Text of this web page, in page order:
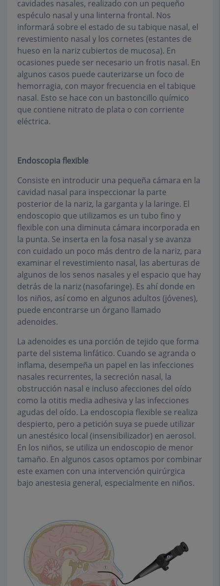
cavidades nasales, realizado con un pequeño
espéculo nasal y una linterna frontal. Nos
informará sobre el estado de su tabique nasal, el
revestimiento nasal y los cornetes (estantes de
hueso en la nariz cubiertos de mucosa). En
ocasiones puede ser necesario un frotis nasal. En
algunos casos puede cauterizarse un foco de
hemorragia, con mayor frecuencia en el tabique
nasal. Esto se hace con un bastoncillo químico
que contiene nitrato de plata o con corriente
eléctrica.
Endoscopia flexible
Consiste en introducir una pequeña cámara en la
cavidad nasal para inspeccionar la parte
posterior de la nariz, la garganta y la laringe. El
endoscopio que utilizamos es un tubo fino y
flexible con una diminuta cámara incorporada en
la punta. Se inserta en la fosa nasal y se avanza
con cuidado un poco más dentro de la nariz, para
examinar el revestimiento nasal, las aberturas de
algunos de los senos nasales y el espacio que hay
detrás de la nariz (nasofaringe). Es ahí donde en
los niños, así como en algunos adultos (jóvenes),
puede encontrarse un órgano llamado
adenoides.
La adenoides es una porción de tejido que forma
parte del sistema linfático. Cuando se agranda o
inflama, desempeña un papel en las infecciones
nasales recurrentes, la secreción nasal, la
obstrucción nasal e incluso afecciones del oído
como la otitis media adhesiva y las infecciones
agudas del oído. La endoscopia flexible se realiza
despierto, pero a petición suya se puede utilizar
un anestésico local (insensibilizador) en aerosol.
En los niños, se utiliza un endoscopio de menor
tamaño. En algunos casos optamos por combinar
este examen con una intervención quirúrgica
bajo anestesia general, especialmente en niños.